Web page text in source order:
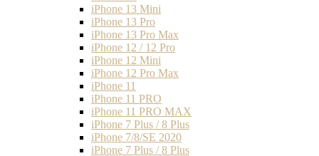
iPhone 13 Mini
iPhone 13 Pro
iPhone 13 Pro Max
iPhone 12 / 12 Pro
iPhone 12 Mini
iPhone 12 Pro Max
iPhone 11
iPhone 11 PRO
iPhone 11 PRO MAX
iPhone 7 Plus / 8 Plus
iPhone 7/8/SE 2020
iPhone 7 Plus / 8 Plus